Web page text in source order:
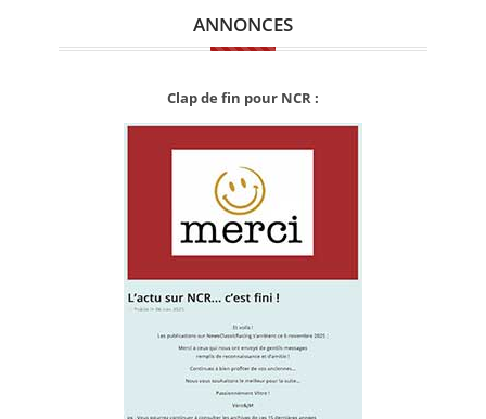
ANNONCES
Clap de fin pour NCR :